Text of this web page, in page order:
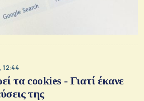
12:44
τα cookies - Γιατί έκανε
της